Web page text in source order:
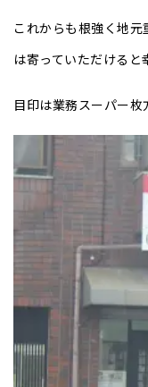
これからも根強く地
は寄っていただけると
目印は業務スーパー